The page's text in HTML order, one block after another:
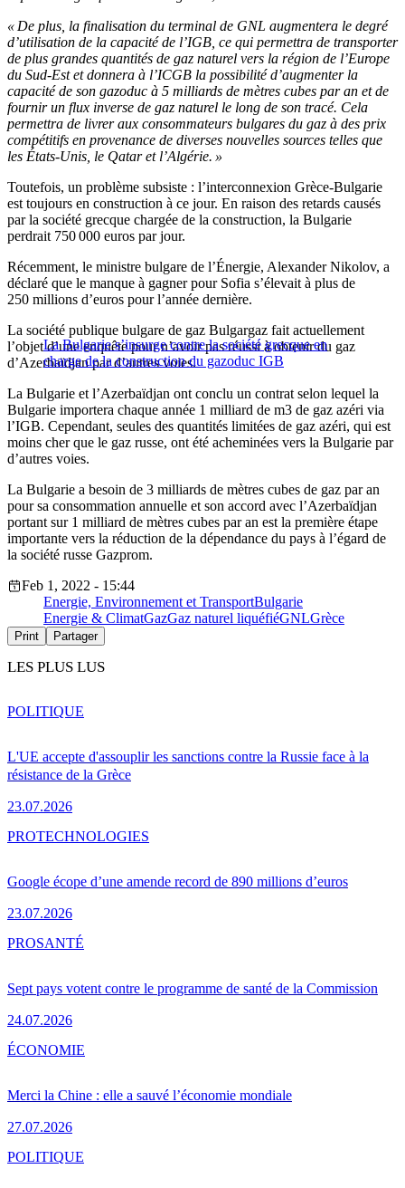
« De plus, la finalisation du terminal de GNL augmentera le degré
d’utilisation de la capacité de l’IGB, ce qui permettra de transporter
de plus grandes quantités de gaz naturel vers la région de l’Europe
du Sud-Est et donnera à l’ICGB la possibilité d’augmenter la
capacité de son gazoduc à 5 milliards de mètres cubes par an et de
fournir un flux inverse de gaz naturel le long de son tracé. Cela
permettra de livrer aux consommateurs bulgares du gaz à des prix
compétitifs en provenance de diverses nouvelles sources telles que
les États-Unis, le Qatar et l’Algérie. »
Toutefois, un problème subsiste : l’interconnexion Grèce-Bulgarie
est toujours en construction à ce jour. En raison des retards causés
par la société grecque chargée de la construction, la Bulgarie
perdrait 750 000 euros par jour.
Récemment, le ministre bulgare de l’Énergie, Alexander Nikolov, a
déclaré que le manque à gagner pour Sofia s’élevait à plus de
250 millions d’euros pour l’année dernière.
La Bulgarie s’insurge contre la société grecque en
charge de la construction du gazoduc IGB
La société publique bulgare de gaz Bulgargaz fait actuellement
l’objet d’une enquête pour n’avoir pas réussi à obtenir du gaz
d’Azerbaïdjan par d’autres voies.
La Bulgarie et l’Azerbaïdjan ont conclu un contrat selon lequel la
Bulgarie importera chaque année 1 milliard de m3 de gaz azéri via
l’IGB. Cependant, seules des quantités limitées de gaz azéri, qui est
moins cher que le gaz russe, ont été acheminées vers la Bulgarie par
d’autres voies.
La Bulgarie a besoin de 3 milliards de mètres cubes de gaz par an
pour sa consommation annuelle et son accord avec l’Azerbaïdjan
portant sur 1 milliard de mètres cubes par an est la première étape
importante vers la réduction de la dépendance du pays à l’égard de
la société russe Gazprom.
Feb 1, 2022 - 15:44
Energie, Environnement et TransportBulgarie
Energie & ClimatGazGaz naturel liquéfiéGNLGrèce
Print Partager
LES PLUS LUS
L'UE accepte d'assouplir les sanctions contre la Russie face à la
résistance de la Grèce
23.07.2026
POLITIQUE
Google écope d’une amende record de 890 millions d’euros
23.07.2026
PROTECHNOLOGIES
Sept pays votent contre le programme de santé de la Commission
24.07.2026
PROSANTÉ
Merci la Chine : elle a sauvé l’économie mondiale
27.07.2026
ÉCONOMIE
POLITIQUE